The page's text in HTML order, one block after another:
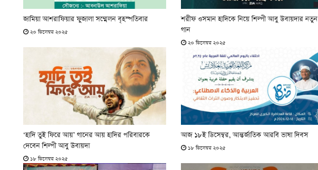
জামিয়া আশরাফিয়ার ফুজালা সম্মেলন বৃহস্পতিবার
২০ ডিসেম্বর ২০২৫
শরীফ ওসমান হাদিকে নিয়ে শিল্পী আবু উবায়দার নতুন
গান
২০ ডিসেম্বর ২০২৫
‘হাদি তুই ফিরে আয়’ গানের আয় হাদির পরিবারকে
দেবেন শিল্পী আবু উবায়দা
১৮ ডিসেম্বর ২০২৫
আজ ১৮ই ডিসেম্বর, আন্তর্জাতিক আরবি ভাষা দিবস
১৮ ডিসেম্বর ২০২৫